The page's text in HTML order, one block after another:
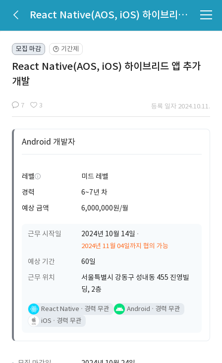
React Native(AOS, iOS) 하이브리드 앱 추가 개발
모집 마감 🕒 기간제
React Native(AOS, iOS) 하이브리드 앱 추가
개발
7 3 등록 일자 2024.10.11.
Android 개발자
레벨
미드 레벨
경력
6~7년 차
예상 금액
6,000,000원/월
근무 시작일 2024년 10월 14일
2024년 11월 04일까지 협의 가능
예상 기간
60일
근무 위치
서울특별시 강동구 성내동 455 진영빌
딩, 2층
React Native 경력 무관 Android
경력 무관
iOS
경력 무관